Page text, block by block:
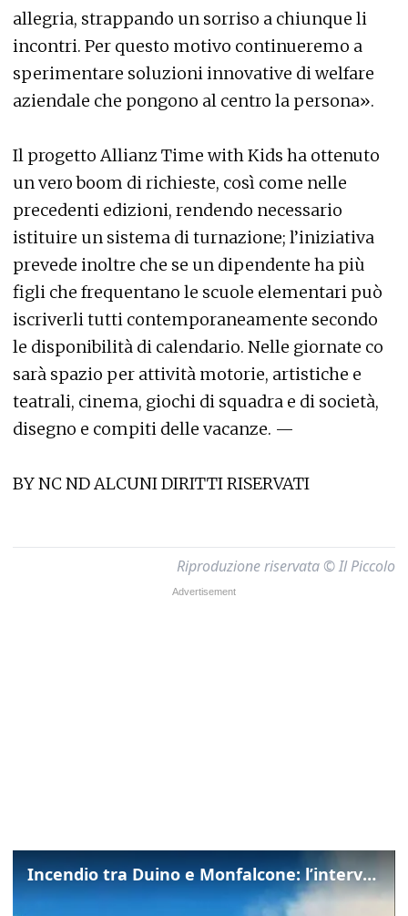
allegria, strappando un sorriso a chiunque li
incontri. Per questo motivo continueremo a
sperimentare soluzioni innovative di welfare
aziendale che pongono al centro la persona».
Il progetto Allianz Time with Kids ha ottenuto
un vero boom di richieste, così come nelle
precedenti edizioni, rendendo necessario
istituire un sistema di turnazione; l’iniziativa
prevede inoltre che se un dipendente ha più
figli che frequentano le scuole elementari può
iscriverli tutti contemporaneamente secondo
le disponibilità di calendario. Nelle giornate co
sarà spazio per attività motorie, artistiche e
teatrali, cinema, giochi di squadra e di società,
disegno e compiti delle vacanze. —
BY NC ND ALCUNI DIRITTI RISERVATI
Riproduzione riservata © Il Piccolo
Incendio tra Duino e Monfalcone: l’intervento dei vigili del fuoco